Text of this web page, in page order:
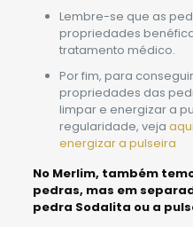
Lembre-se que as
propriedades
tratamento médico.
Por fim, para
propriedades das
limpar e energizar a
regularidade, veja
energizar a pulseira
No Merlim, também
pedras, mas em
pedra Sodalita ou a